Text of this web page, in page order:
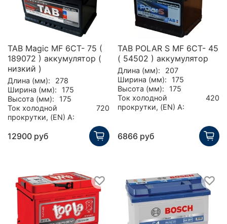
TAB Magic MF 6CT- 75 (
189072 ) аккумулятор (
низкий )
Длина (мм):
278
Ширина (мм):
175
Высота (мм):
175
Ток холодной
прокрутки, (EN) А:
720
12900 руб
TAB POLAR S MF 6CT- 45
( 54502 ) аккумулятор
Длина (мм):
207
Ширина (мм):
175
Высота (мм):
175
Ток холодной
прокрутки, (EN) А:
420
6866 руб